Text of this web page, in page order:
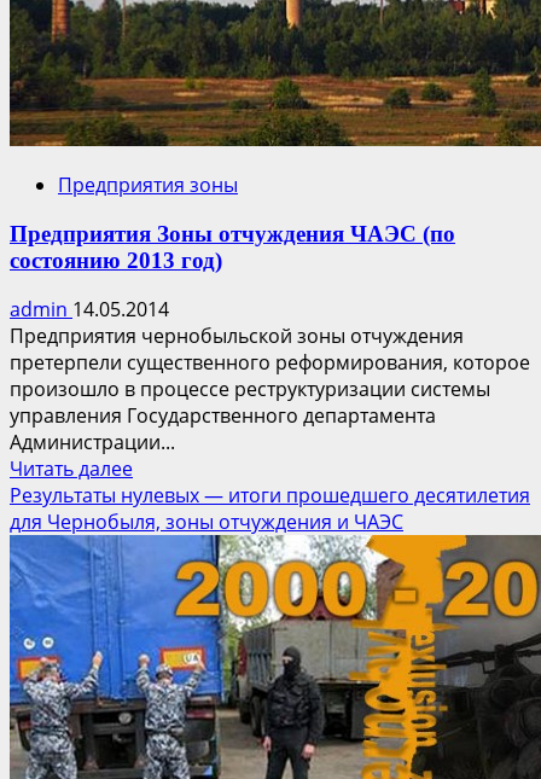
Предприятия зоны
Предприятия Зоны отчуждения ЧАЭС (по
состоянию 2013 год)
admin 14.05.2014
Предприятия чернобыльской зоны отчуждения
претерпели существенного реформирования, которое
произошло в процессе реструктуризации системы
управления Государственного департамента
Администрации...
Читать далееПрочитать
больше
о
Предприятия
Зоны
отчуждения
ЧАЭС
(по
состоянию
2013
год)
Результаты нулевых — итоги прошедшего десятилетия
для Чернобыля, зоны отчуждения и ЧАЭС